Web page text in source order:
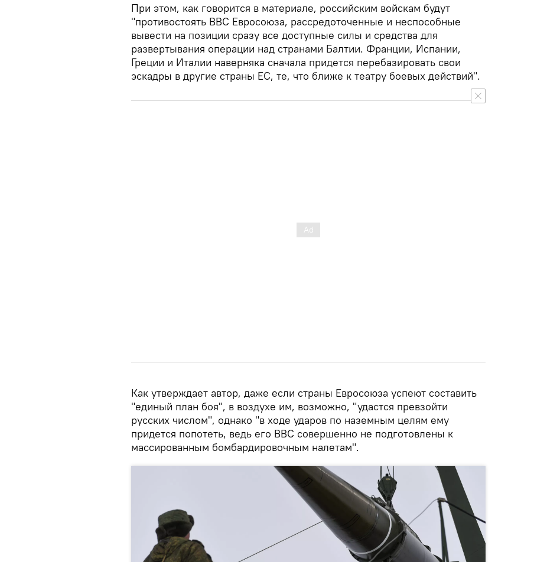
При этом, как говорится в материале, российским войскам будут
"противостоять ВВС Евросоюза, рассредоточенные и неспособные
вывести на позиции сразу все доступные силы и средства для
развертывания операции над странами Балтии. Франции, Испании,
Греции и Италии наверняка сначала придется перебазировать свои
эскадры в другие страны ЕС, те, что ближе к театру боевых действий".
Как утверждает автор, даже если страны Евросоюза успеют составить
"единый план боя", в воздухе им, возможно, "удастся превзойти
русских числом", однако "в ходе ударов по наземным целям ему
придется попотеть, ведь его ВВС совершенно не подготовлены к
массированным бомбардировочным налетам".